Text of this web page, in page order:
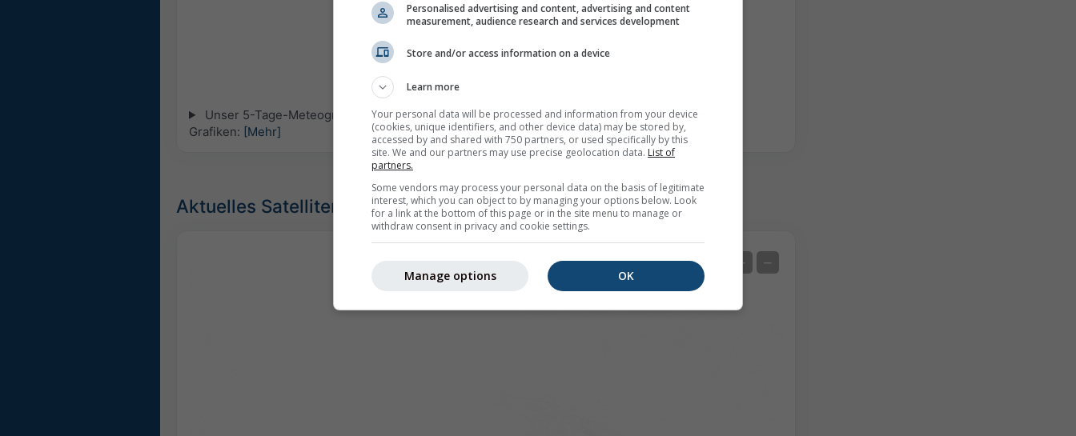
Unser 5-Tage-Meteogramm für Meinerzhagen bietet alle Wetterinformationen in 3 einfachen
Grafiken: [Mehr]
Aktuelles Satellitenbild, Deutschland
+ −
Personalised advertising and content, advertising and content
measurement, audience research and services development
Store and/or access information on a device
Learn more
Your personal data will be processed and information from your device
(cookies, unique identifiers, and other device data) may be stored by,
accessed by and shared with 750 partners, or used specifically by this
site. We and our partners may use precise geolocation data. List of
partners.
Some vendors may process your personal data on the basis of legitimate
interest, which you can object to by managing your options below. Look
for a link at the bottom of this page or in the site menu to manage or
withdraw consent in privacy and cookie settings.
OK
Manage options